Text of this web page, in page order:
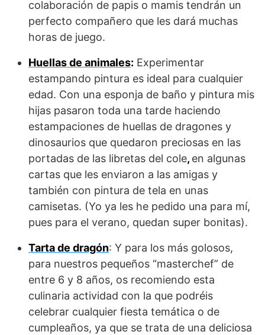
colaboración de papis o mamis tendrán un
perfecto compañero que les dará muchas
horas de juego.
Huellas de animales: Experimentar
estampando pintura es ideal para cualquier
edad. Con una esponja de baño y pintura mis
hijas pasaron toda una tarde haciendo
estampaciones de huellas de dragones y
dinosaurios que quedaron preciosas en las
portadas de las libretas del cole, en algunas
cartas que les enviaron a las amigas y
también con pintura de tela en unas
camisetas. (Yo ya les he pedido una para mí,
pues para el verano, quedan super bonitas).
Tarta de dragón: Y para los más golosos,
para nuestros pequeños “masterchef” de
entre 6 y 8 años, os recomiendo esta
culinaria actividad con la que podréis
celebrar cualquier fiesta temática o de
cumpleaños, ya que se trata de una deliciosa